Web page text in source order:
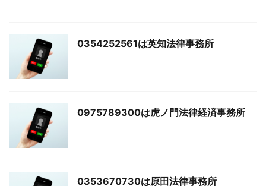
0354252561は英知法律事務所
0975789300は虎ノ門法律経済事務所
0353670730は原田法律事務所